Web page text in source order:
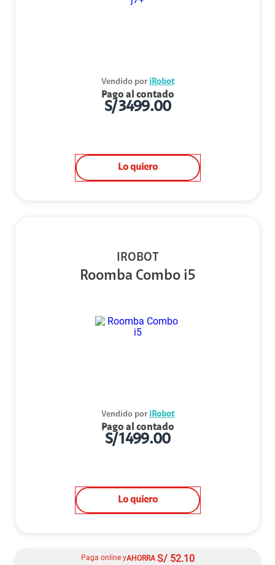
Vendido por iRobot
Pago al contado
S/3499.00
Lo quiero
IROBOT
Roomba Combo i5
Vendido por iRobot
Pago al contado
S/1499.00
Lo quiero
Paga online yAHORRA S/ 52.10